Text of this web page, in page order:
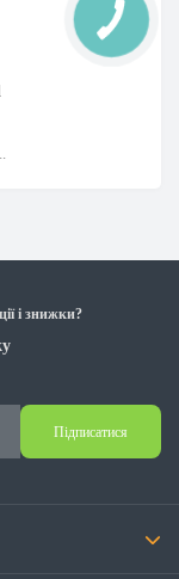
і знижки?
Підписатися
КНОПКА
ЗВ'ЯЗКУ